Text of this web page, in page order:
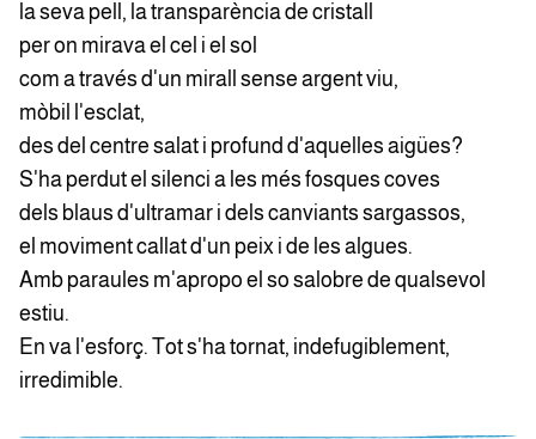
la seva pell, la transparència de cristall
per on mirava el cel i el sol
com a través d'un mirall sense argent viu,
mòbil l'esclat,
des del centre salat i profund d'aquelles aigües?
S'ha perdut el silenci a les més fosques coves
dels blaus d'ultramar i dels canviants sargassos,
el moviment callat d'un peix i de les algues.
Amb paraules m'apropo el so salobre de qualsevol
estiu.
En va l'esforç. Tot s'ha tornat, indefugiblement,
irredimible.